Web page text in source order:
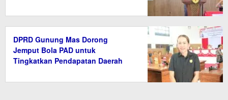
DPRD Gunung Mas Dorong
Jemput Bola PAD untuk
Tingkatkan Pendapatan Daerah